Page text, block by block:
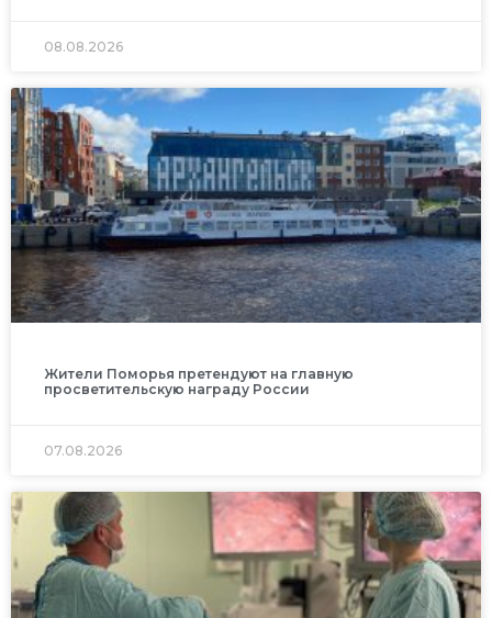
08.08.2026
Жители Поморья претендуют на главную
просветительскую награду России
07.08.2026